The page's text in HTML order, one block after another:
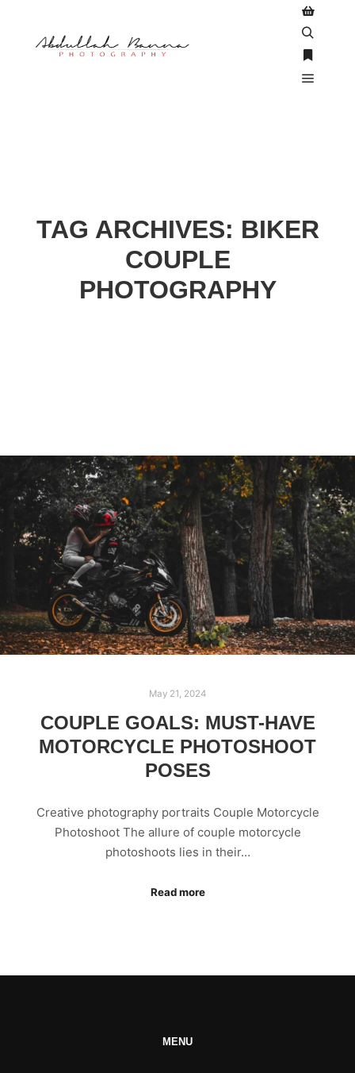
Shop
Search
More
TAG ARCHIVES: BIKER
COUPLE
PHOTOGRAPHY
May 21, 2024
COUPLE GOALS: MUST-HAVE
MOTORCYCLE PHOTOSHOOT
POSES
Creative photography portraits Couple Motorcycle
Photoshoot The allure of couple motorcycle
photoshoots lies in their…
Read more
MENU